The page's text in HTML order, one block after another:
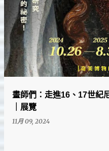
畫師們：走進16、17世紀
｜展覽
11月 09, 2024